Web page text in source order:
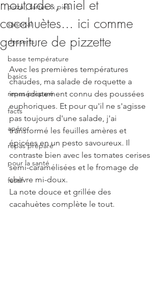
pizza , tartes & pies
saisonal
desserts
basse température
basics
repas preparé
facts
apéro
repas préparé
pour la santé
festif
moutarde , miel et
cacahuètes... ici comme
garniture de pizzette
Avec les premières températures
chaudes, ma salade de roquette a
immédiatement connu des poussées
euphoriques. Et pour qu'il ne s'agisse
pas toujours d'une salade, j'ai
transformé les feuilles amères et
épicées en un pesto savoureux. Il
contraste bien avec les tomates cerises
semi-caramélisées et le fromage de
chèvre mi-doux.
La note douce et grillée des
cacahuètes complète le tout.